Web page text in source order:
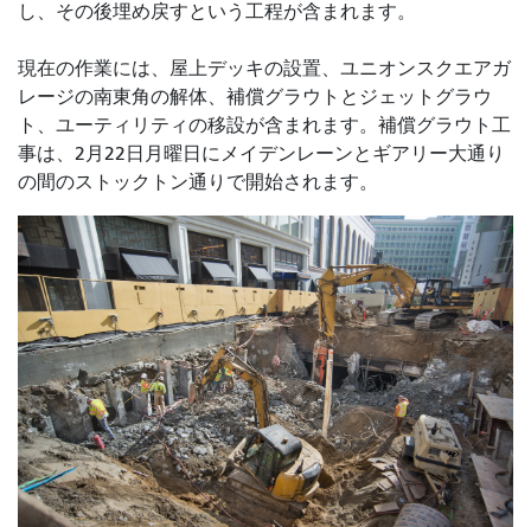
し、その後埋め戻すという工程が含まれます。
現在の作業には、屋上デッキの設置、ユニオンスクエアガ
レージの南東角の解体、補償グラウトとジェットグラウ
ト、ユーティリティの移設が含まれます。補償グラウト工
事は、2月22日月曜日にメイデンレーンとギアリー大通り
の間のストックトン通りで開始されます。